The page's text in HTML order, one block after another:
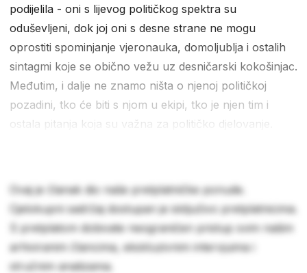
podijelila - oni s lijevog političkog spektra su
oduševljeni, dok joj oni s desne strane ne mogu
oprostiti spominjanje vjeronauka, domoljublja i ostalih
sintagmi koje se obično vežu uz desničarski kokošinjac.
Međutim, i dalje ne znamo ništa o njenoj političkoj
pozadini, tko će biti s njom u ekipi, tko je njen tim i
ostala pitanja koja su važna za političko djelovanje.
Ovaj je članak dio naše pretplatničke ponude.
Cjelokupni sadržaj dostupan je isključivo pretplatnicima.
S pretplatom dobivate neograničen pristup svim našim
arhiviranim člancima, ekskluzivnim intervjuima i
stručnim analizama.